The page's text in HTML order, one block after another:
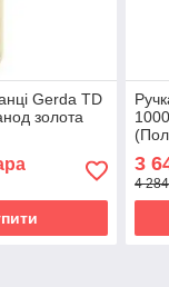
Gerda TD
золота
3
4